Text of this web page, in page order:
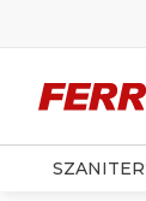
SZANITER